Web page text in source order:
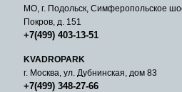
МО, г. Подольск, Симферопольское
Покров, д. 151
+7(499) 403-13-51
KVADROPARK
г. Москва, ул. Дубнинская, дом 83
+7(499) 348-27-66